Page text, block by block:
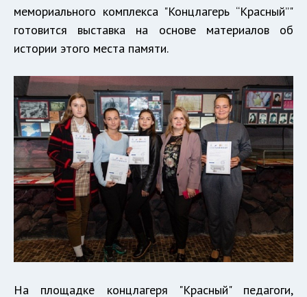
мемориального комплекса "Концлагерь “Красный”"
готовится выставка на основе материалов об
истории этого места памяти.
На площадке концлагеря "Красный" педагоги,